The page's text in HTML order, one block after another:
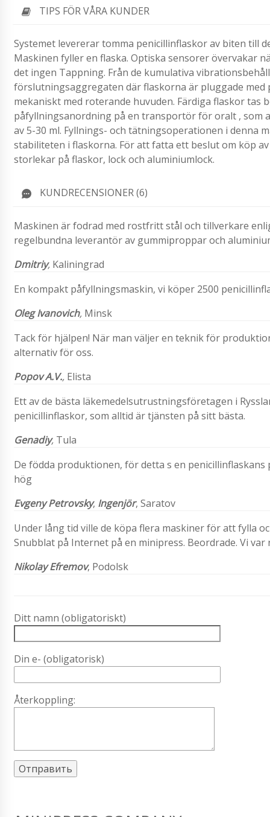
TIPS FÖR VÅRA KUNDER
Systemet levererar tomma penicillinflaskor av biten till
Maskinen fyller en flaska. Optiska sensorer övervakar
det ingen Tappning. Från de kumulativa
förslutningsaggregaten där flaskorna är pluggade
mekaniskt med roterande huvuden. Färdiga flaskor
påfyllningsanordning på en transportör för oralt , som
av 5-30 ml. Fyllnings- och tätningsoperationen i denna
stabiliteten i flaskorna. För att fatta ett beslut om köp
storlekar på flaskor, lock och aluminiumlock.
KUNDRECENSIONER (6)
Maskinen är fodrad med rostfritt stål och tillverkare
regelbundna leverantör av gummiproppar och
Dmitriy, Kaliningrad
En kompakt påfyllningsmaskin, vi köper 2500
Oleg Ivanovich, Minsk
Tack för hjälpen! När man väljer en teknik för
alternativ för oss.
Popov A.V., Elista
Ett av de bästa läkemedelsutrustningsföretagen i
penicillinflaskor, som alltid är tjänsten på sitt bästa.
Genadiy, Tula
De födda produktionen, för detta s en
hög
Evgeny Petrovsky, Ingenjör, Saratov
Under lång tid ville de köpa flera maskiner för att fylla
Snubblat på Internet på en minipress. Beordrade. Vi
Nikolay Efremov, Podolsk
Ditt namn (obligatoriskt)
Din e- (obligatorisk)
Återkoppling: